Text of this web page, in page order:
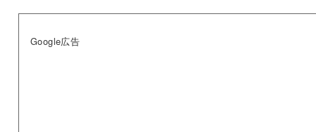
Google広告